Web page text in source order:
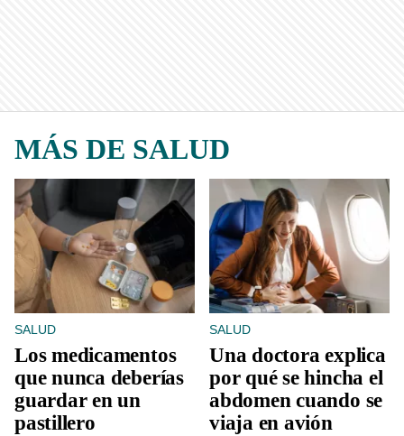
MÁS DE SALUD
SALUD
Los medicamentos
que nunca deberías
guardar en un
pastillero
SALUD
Una doctora explica
por qué se hincha el
abdomen cuando se
viaja en avión